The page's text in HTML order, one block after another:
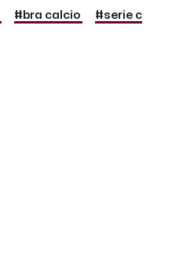
#bra calcio #serie c